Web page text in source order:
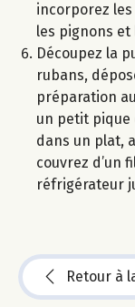
incorporez
les pignons et
Découpez la
rubans,
préparation
un petit pique
dans un plat,
couvrez d’un
réfrigérateur
Retour à